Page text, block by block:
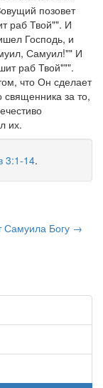
позовет
раб Твой"". И
Господь, и
Самуил!"" И
раб Твой""".
что Он сделает
священника за то,
их.
3:1-14.
Самуила Богу →